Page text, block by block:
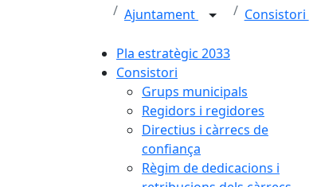
Ajuntament Consistori
Pla estratègic 2033
Consistori
Grups municipals
Regidors i regidores
Directius i càrrecs de
confiança
Règim de dedicacions i